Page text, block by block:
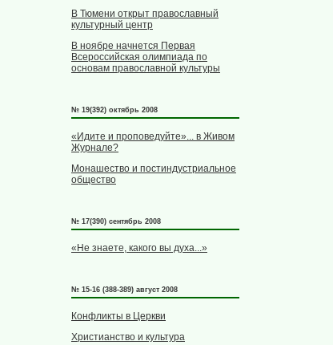
В Тюмени открыт православный
культурный центр
В ноябре начнется Первая
Всероссийская олимпиада по
основам православной культуры
№ 19(392) октябрь 2008
«Идите и проповедуйте»... в Живом
Журнале?
Монашество и постиндустриальное
общество
№ 17(390) сентябрь 2008
«Не знаете, какого вы духа...»
№ 15-16 (388-389) август 2008
Конфликты в Церкви
Христианство и культура